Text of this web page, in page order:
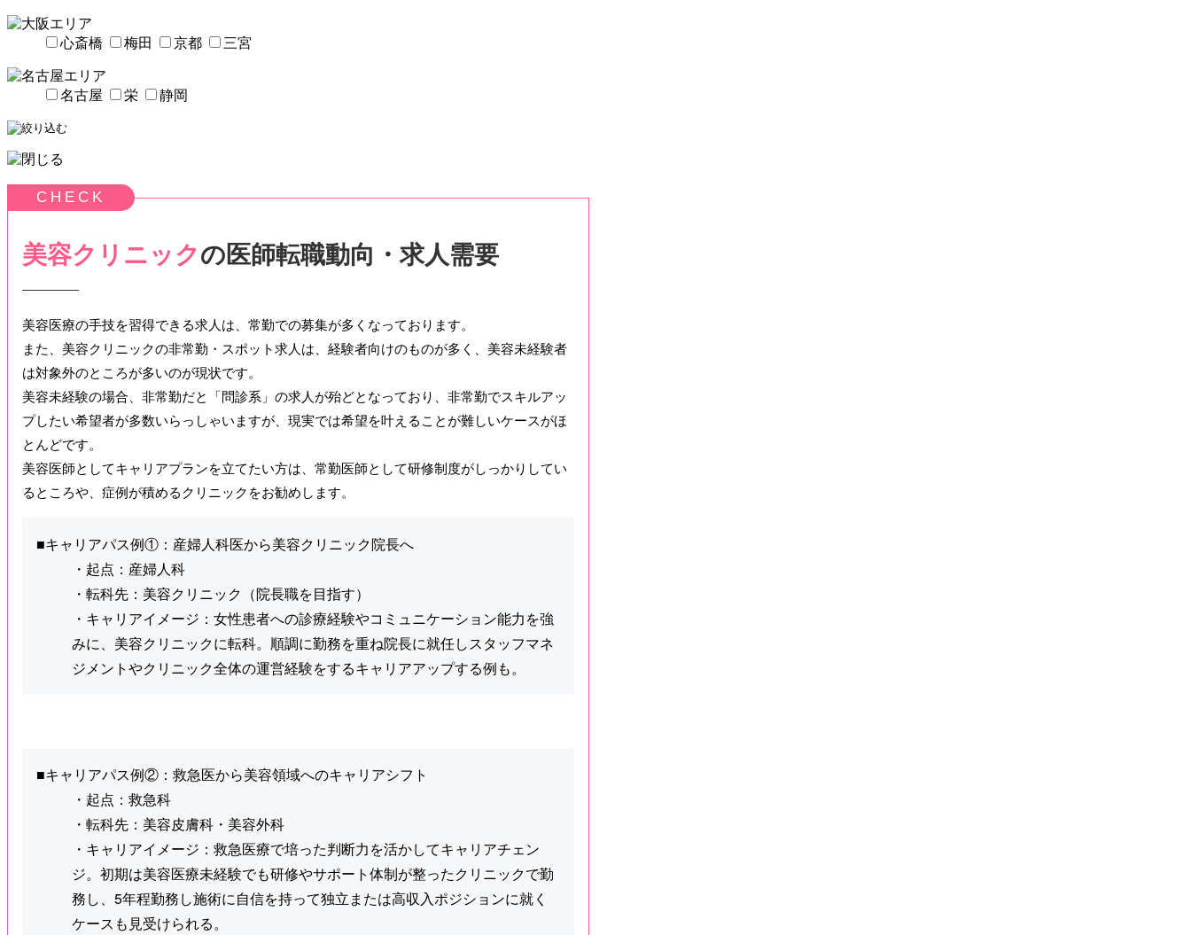
心斎橋 梅田 京都 三宮
名古屋 栄 静岡
美容クリニックの医師転職動向・求人需要
美容医療の手技を習得できる求人は、常勤での募集が多くなっております。
また、美容クリニックの非常勤・スポット求人は、経験者向けのものが多く、美容未経験者
は対象外のところが多いのが現状です。
美容未経験の場合、非常勤だと「問診系」の求人が殆どとなっており、非常勤でスキルアッ
プしたい希望者が多数いらっしゃいますが、現実では希望を叶えることが難しいケースがほ
とんどです。
美容医師としてキャリアプランを立てたい方は、常勤医師として研修制度がしっかりしてい
るところや、症例が積めるクリニックをお勧めします。
■キャリアパス例①：産婦人科医から美容クリニック院長へ
・起点：産婦人科
・転科先：美容クリニック（院長職を目指す）
・キャリアイメージ：女性患者への診療経験やコミュニケーション能力を強
みに、美容クリニックに転科。順調に勤務を重ね院長に就任しスタッフマネ
ジメントやクリニック全体の運営経験をするキャリアアップする例も。
■キャリアパス例②：救急医から美容領域へのキャリアシフト
・起点：救急科
・転科先：美容皮膚科・美容外科
・キャリアイメージ：救急医療で培った判断力を活かしてキャリアチェン
ジ。初期は美容医療未経験でも研修やサポート体制が整ったクリニックで勤
務し、5年程勤務し施術に自信を持って独立または高収入ポジションに就く
ケースも見受けられる。